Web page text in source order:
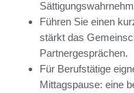
Führen Sie einen
stärkt das
Partnergesprächen.
Für Berufstätige
Mittagspause: eine